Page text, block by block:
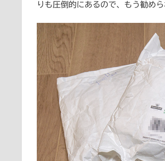
りも圧倒的にあるので、もう勧め